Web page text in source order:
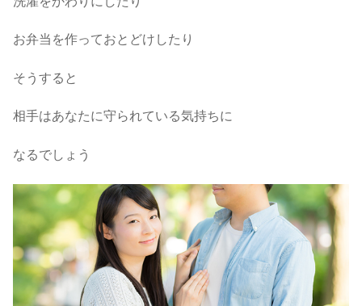
お弁当を作っておとどけしたり
そうすると
相手はあなたに守られている気持ちに
なるでしょう